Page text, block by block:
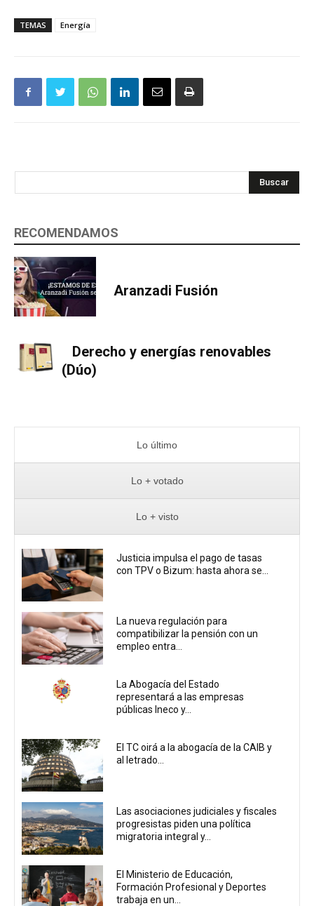
TEMAS Energía
Buscar
RECOMENDAMOS
Aranzadi Fusión
Derecho y energías renovables
(Dúo)
Lo último
Lo + votado
Lo + visto
Justicia impulsa el pago de tasas
con TPV o Bizum: hasta ahora se...
La nueva regulación para
compatibilizar la pensión con un
empleo entra...
La Abogacía del Estado
representará a las empresas
públicas Ineco y...
El TC oirá a la abogacía de la CAIB y
al letrado...
Las asociaciones judiciales y fiscales
progresistas piden una política
migratoria integral y...
El Ministerio de Educación,
Formación Profesional y Deportes
trabaja en un...